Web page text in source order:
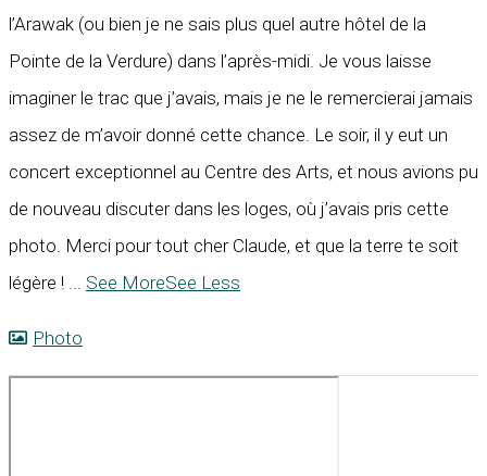
l’Arawak (ou bien je ne sais plus quel autre hôtel de la
Pointe de la Verdure) dans l’après-midi. Je vous laisse
imaginer le trac que j’avais, mais je ne le remercierai jamais
assez de m’avoir donné cette chance. Le soir, il y eut un
concert exceptionnel au Centre des Arts, et nous avions pu
de nouveau discuter dans les loges, où j’avais pris cette
photo. Merci pour tout cher Claude, et que la terre te soit
légère ! ... See MoreSee Less
Photo